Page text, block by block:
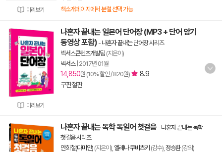
미리보기 책소개페이지에서 분철 선택 가능
미리보기
나혼자 끝내는 일본어 단어장 (MP3 + 단어 암기
동영상 포함) - 나혼자 끝내는 단어장 시리즈
넥서스콘텐츠개발팀 (지은이)
넥서스| 2017년 01월
14,850원 (10% 할인 / 820원)
8.9
구판절판
나혼자 끝내는 독학 독일어 첫걸음 - 나혼자 끝내는 독학
첫걸음 시리즈
안희철(다미안) (지은이), 엘레나 쿠비츠키 (감수), 정승환(강의)